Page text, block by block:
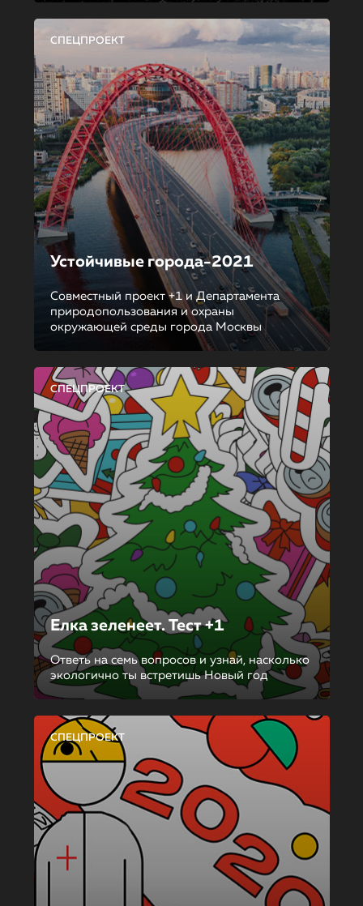
СПЕЦПРОЕКТ
Устойчивые города-2021
Совместный проект +1 и Департамента
природопользования и охраны
окружающей среды города Москвы
СПЕЦПРОЕКТ
Елка зеленеет. Тест +1
Ответь на семь вопросов и узнай, насколько
экологично ты встретишь Новый год
СПЕЦПРОЕКТ